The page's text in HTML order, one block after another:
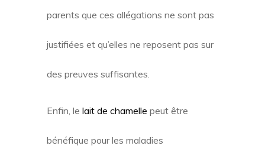
parents que ces allégations ne sont pas
justifiées et qu’elles ne reposent pas sur
des preuves suffisantes.
Enfin, le lait de chamelle peut être
bénéfique pour les maladies